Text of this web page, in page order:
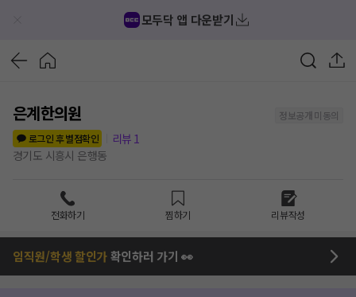
모두닥 앱 다운받기
은계한의원
정보공개 미동의
로그인 후 별점확인
리뷰 1
경기도 시흥시 은행동
전화하기 찜하기 리뷰작성
임직원/학생 할인가확인하러 가기 👀